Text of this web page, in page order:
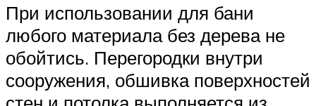
При использовании для бани
любого материала без дерева не
обойтись. Перегородки внутри
сооружения, обшивка поверхностей